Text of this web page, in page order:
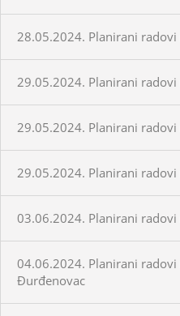
28.05.2024. Planirani
29.05.2024. Planirani
29.05.2024. Planirani
29.05.2024. Planirani
03.06.2024. Planirani
04.06.2024. Planirani
Đurđenovac